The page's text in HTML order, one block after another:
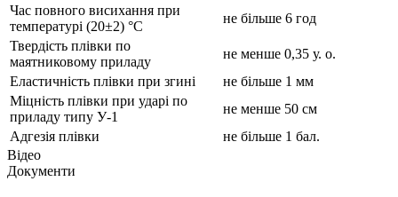
Час повного висихання при
температурі (20±2) °С
не більше 6 год
Твердість плівки по
маятниковому приладу
не менше 0,35 у. о.
Еластичність плівки при згині
не більше 1 мм
Міцність плівки при ударі по
приладу типу У-1
не менше 50 см
Адгезія плівки
не більше 1 бал.
Відео
Документи